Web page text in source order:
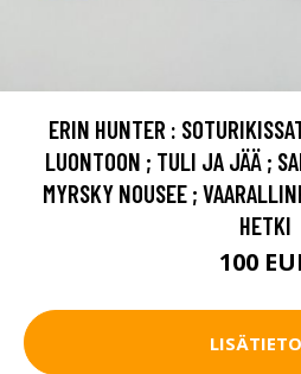
ERIN HUNTER :
LUONTOON ; TULI JA JÄÄ ;
MYRSKY NOUSEE ;
HETKI
100